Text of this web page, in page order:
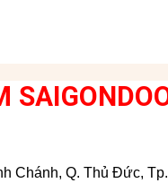
Chánh, Q. Thủ Đức,